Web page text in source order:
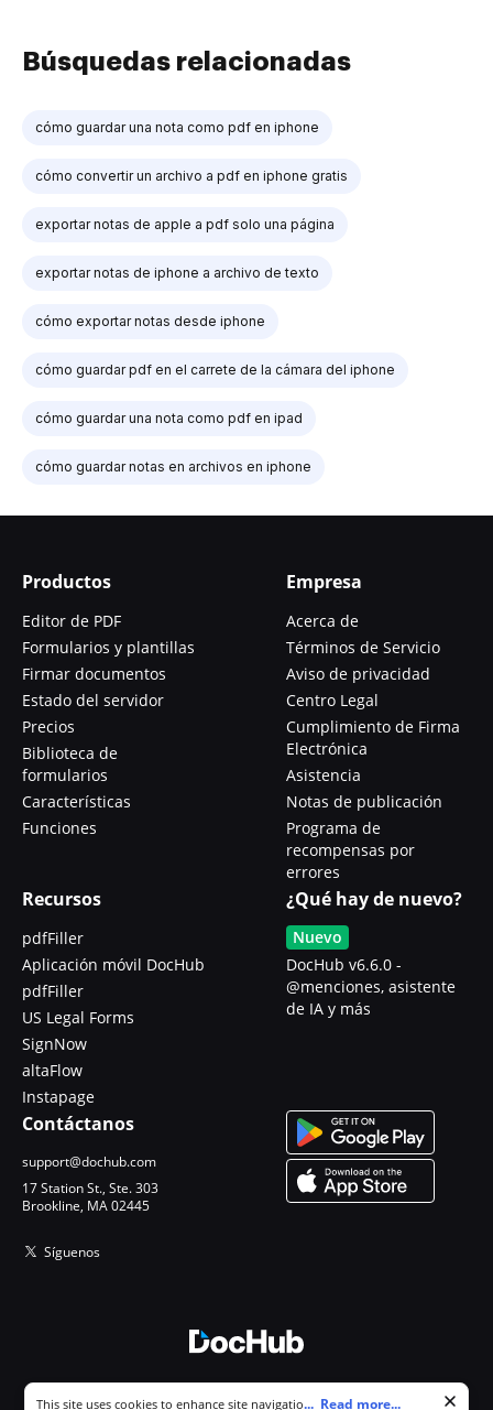
Búsquedas relacionadas
cómo guardar una nota como pdf en iphone
cómo convertir un archivo a pdf en iphone gratis
exportar notas de apple a pdf solo una página
exportar notas de iphone a archivo de texto
cómo exportar notas desde iphone
cómo guardar pdf en el carrete de la cámara del iphone
cómo guardar una nota como pdf en ipad
cómo guardar notas en archivos en iphone
Productos
Editor de PDF
Formularios y plantillas
Firmar documentos
Estado del servidor
Precios
Biblioteca de
formularios
Características
Funciones
Empresa
Acerca de
Términos de Servicio
Aviso de privacidad
Centro Legal
Cumplimiento de Firma
Electrónica
Asistencia
Notas de publicación
Programa de
recompensas por
errores
Recursos
pdfFiller
Aplicación móvil DocHub
pdfFiller
US Legal Forms
SignNow
altaFlow
Instapage
¿Qué hay de nuevo?
Nuevo
DocHub v6.6.0 -
@menciones, asistente
de IA y más
Contáctanos
support@dochub.com
17 Station St., Ste. 303
Brookline, MA 02445
Síguenos
Cookie consent notice
This site uses cookies to enhance site navigation and personalize
... Read more...